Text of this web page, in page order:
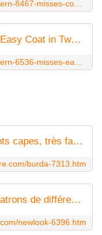
New Look Pattern 6536 Misses' Easy Coat in Two Lengths
Patron Burda 7313 7313 Différents capes, très facile, tailles 36 à 48
burda-7313.htm
NewLook 6396 NewLook 6396 Patrons de différents CAPES, Très facile, tailles 34 à 52
newlook-6396.htm